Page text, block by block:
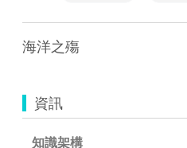
資訊
知識架構